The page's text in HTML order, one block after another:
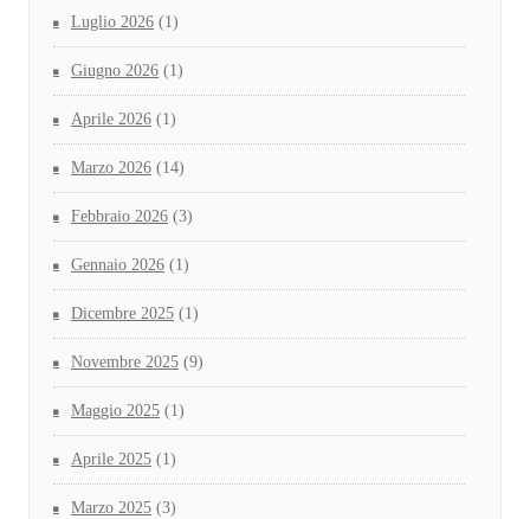
Luglio 2026 (1)
Giugno 2026 (1)
Aprile 2026 (1)
Marzo 2026 (14)
Febbraio 2026 (3)
Gennaio 2026 (1)
Dicembre 2025 (1)
Novembre 2025 (9)
Maggio 2025 (1)
Aprile 2025 (1)
Marzo 2025 (3)